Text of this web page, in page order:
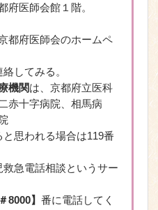
府医師会館１階。
都府医師会のホームペ
してみる。
機関は、京都府立医科
赤十字病院、相馬病
思われる場合は119番
急電話相談というサー
＃8000】番に電話してく